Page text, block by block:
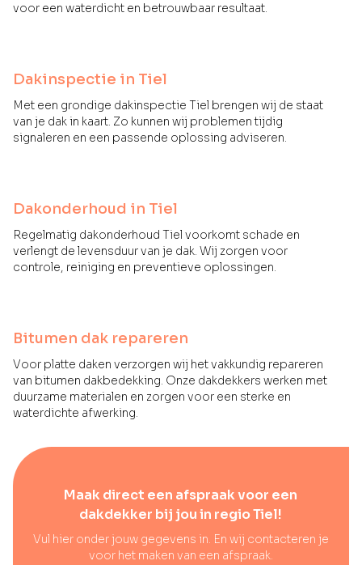
voor een waterdicht en betrouwbaar resultaat.
Dakinspectie in Tiel
Met een grondige dakinspectie Tiel brengen wij de staat
van je dak in kaart. Zo kunnen wij problemen tijdig
signaleren en een passende oplossing adviseren.
Dakonderhoud in Tiel
Regelmatig dakonderhoud Tiel voorkomt schade en
verlengt de levensduur van je dak. Wij zorgen voor
controle, reiniging en preventieve oplossingen.
Bitumen dak repareren
Voor platte daken verzorgen wij het vakkundig repareren
van bitumen dakbedekking. Onze dakdekkers werken met
duurzame materialen en zorgen voor een sterke en
waterdichte afwerking.
Maak direct een afspraak voor een
dakdekker bij jou in regio Tiel!
Vul hier onder jouw gegevens in. En wij contacteren je
voor het maken van een afspraak.